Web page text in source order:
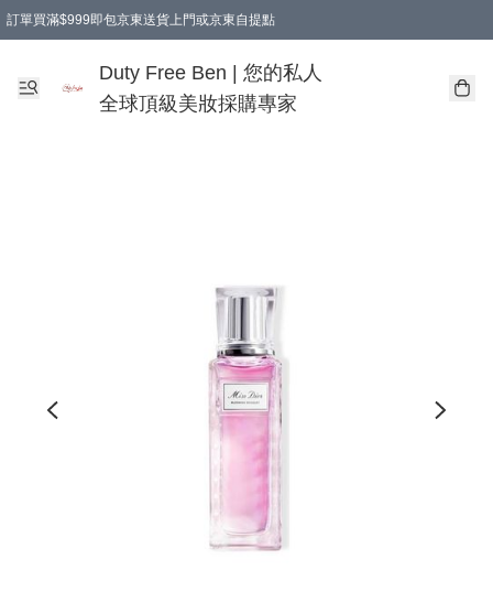
訂單買滿$999即包京東送貨上門或京東自提點
Duty Free Ben | 您的私人
全球頂級美妝採購專家